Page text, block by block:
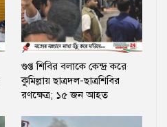
গুপ্ত শিবির বলাকে কেন্দ্র করে
কুমিল্লায় ছাত্রদল-ছাত্রশিবির
রণক্ষেত্র; ১৫ জন আহত